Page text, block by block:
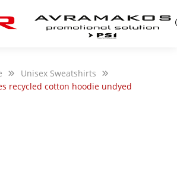
Unisex Sweatshirts
recycled cotton hoodie undyed